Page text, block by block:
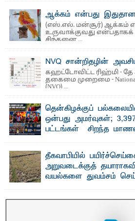
ஆக்கம் என்பது
(எஸ்.எல். மன்சூர்) ஆக்கம்
உருவாக்குவது
சிந்தனை ...
NVQ சான்றிதழின்
கஹட்டோவிட்ட ரிஹ்மி - தே
தகைமை முறைமை - National
(NVQ) ...
தென்கிழக்குப்
ஒன்பது அமர்வுகள்;
பட்டங்கள் – சிறந்த
மற்றும் சிறப்புப் பரிசுகள்
எம்.வை. அமீர்- ஒ லுவிலில்
பல்கலைக்கழகத்தின் 18ஆவது பொதுப்
தீகவாபியில்
அறுவடைக்குத்
வயல்களை துவம்சம்
காணப்பட்ட பல ...